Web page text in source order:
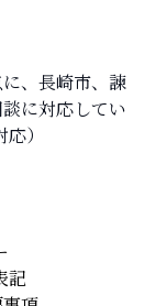
、長崎市、諫
に対応してい
）
記